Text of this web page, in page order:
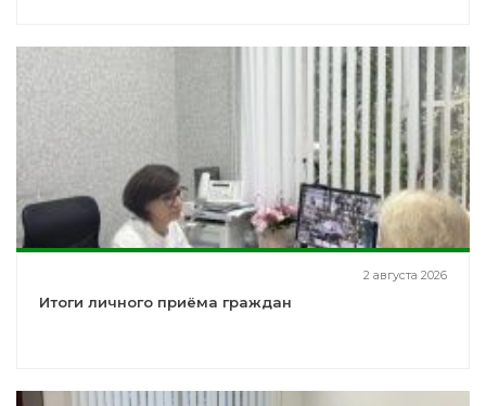
2 августа 2026
Итоги личного приёма граждан